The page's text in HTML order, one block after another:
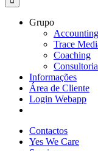
Grupo
Trace
Coaching
Consultoria
Informações
Área de Cliente
Login Webapp
Contactos
Yes We Care